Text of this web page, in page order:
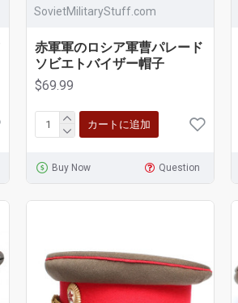
SovietMilitaryStuff.com
赤軍軍のロシア軍曹パレード
ソビエトバイザー帽子
$69.99
カートに追加
Buy Now Question